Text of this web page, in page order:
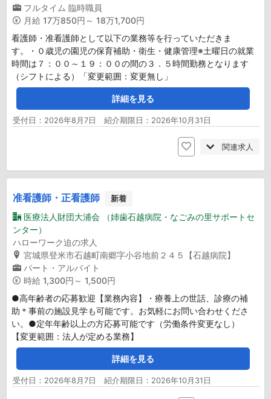
フルタイム 臨時職員
月給 17万850円～ 18万1,700円
看護師・准看護師として以下の業務等を行っていただきま
す。・０歳児の園児の保育補助・衛生・健康管理※土曜日の就業
時間は７：００～１９：００の間の３．５時間勤務となります
（シフトによる）「変更範囲：変更無し」
詳細を見る
受付日：2026年8月7日 紹介期限日：2026年10月31日
関連求人
准看護師・正看護師 新着
医療法人財団大浦会 （姉歯石越病院・なごみの里サポートセ
ンター）
ハローワーク迫の求人
宮城県登米市石越町南郷字小谷地前２４５【石越病院】
パート・アルバイト
時給 1,300円～ 1,500円
●高年齢者の応募歓迎【業務内容】・療養上の世話、診療の補
助＊事前の施設見学も可能です。お気軽にお問い合わせくださ
い。●定年年齢以上の方応募可能です（労働条件変更なし）
【変更範囲：法人が定める業務】
詳細を見る
受付日：2026年8月7日 紹介期限日：2026年10月31日